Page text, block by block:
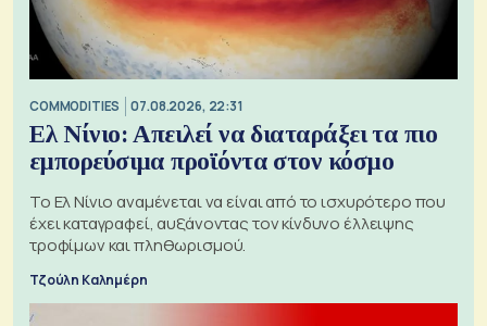
COMMODITIES 07.08.2026, 22:31
Ελ Νίνιο: Απειλεί να διαταράξει τα πιο
εμπορεύσιμα προϊόντα στον κόσμο
Το Ελ Νίνιο αναμένεται να είναι από το ισχυρότερο που
έχει καταγραφεί, αυξάνοντας τον κίνδυνο έλλειψης
τροφίμων και πληθωρισμού.
Τζούλη Καλημέρη